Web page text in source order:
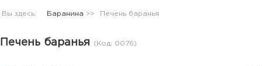
Вы здесь: Баранина >> Печень баранья
Печень баранья (Код: 0076)